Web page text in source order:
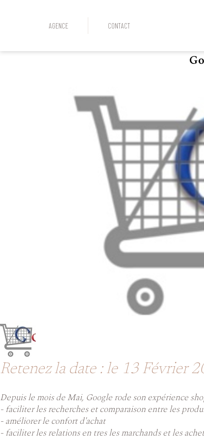
AGENCE CONTACT
Retenez la date : le 13 Février
Depuis le mois de Mai, Google rode son expérience
- faciliter les recherches et comparaison entre les
- améliorer le confort d'achat
- faciliter les relations en tres les marchands et les